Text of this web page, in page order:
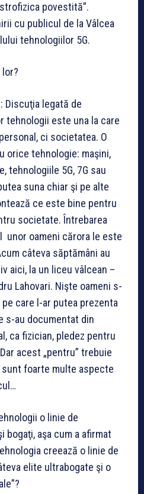
povestită”.
cu publicul de la Vâlcea
tehnologiilor 5G.
Discuţia legată de
tehnologii este una la care
ci societatea. O
orice tehnologie: maşini,
tehnologiile 5G, 7G sau
suna chiar şi pe alte
ce este bine pentru
societate. Întrebarea
unor oameni cărora le este
câteva săptămâni au
aici, la un liceu vâlcean –
Lahovari. Nişte oameni s-
care l-ar putea prezenta
s-au documentat din
ca fizician, pledez pentru
acest „pentru” trebuie
foarte multe aspecte
o linie de
bogaţi, aşa cum a afirmat
creează o linie de
elite ultrabogate şi o